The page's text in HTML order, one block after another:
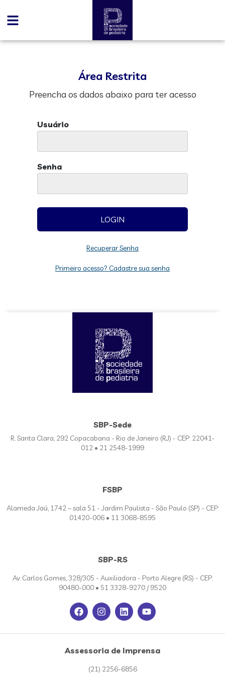
Área Restrita
Preencha os dados abaixo para ter acesso
Usuário
Senha
Recuperar Senha
Primeiro acesso? Cadastre sua senha
SBP-Sede
R. Santa Clara, 292 Copacabana - Rio de Janeiro (RJ) - CEP: 22041-
012 • 21 2548-1999
FSBP
Alameda Jaú, 1742 – sala 51 - Jardim Paulista - São Paulo (SP) - CEP:
01420-006 • 11 3068-8595
SBP-RS
Av. Carlos Gomes, 328/305 - Auxiliadora - Porto Alegre (RS) - CEP:
90480-000 • 51 3328-9270 / 9520
Assessoria de Imprensa
(21) 2256-6856